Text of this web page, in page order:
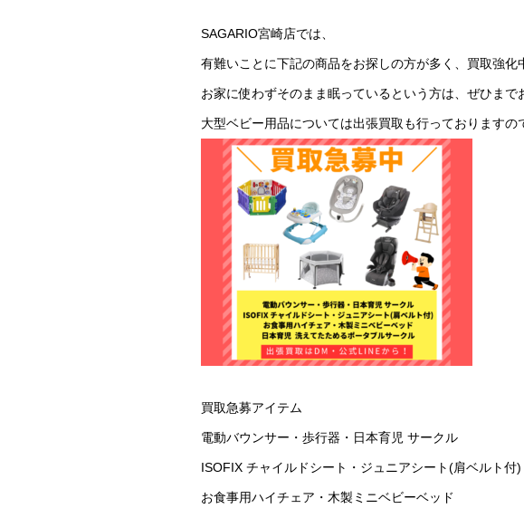
SAGARIO宮崎店では、
有難いことに下記の商品をお探しの方が多く、買取強化
お家に使わずそのまま眠っているという方は、ぜひまで
大型ベビー用品については出張買取も行っております
買取急募アイテム ︎
電動バウンサー・歩行器・日本育児 サークル
ISOFIX チャイルドシート・ジュニアシート(肩ベルト付)
お食事用ハイチェア・木製ミニベビーベッド